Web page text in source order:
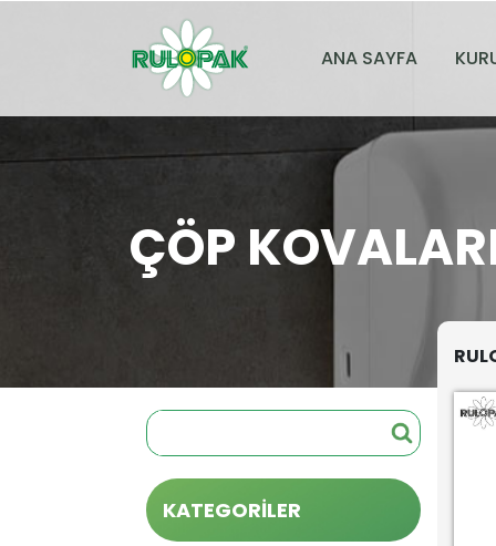
ANA SAYFA
ÇÖP
KATEGORİLER